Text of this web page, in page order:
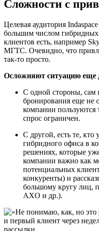
Сложности с
Целевая аудитория
большим числом
клиентов есть, например
МГТС. Очевидно, что
так-то просто.
Осложняют ситуацию еще
C одной стороны, сам
бронирования еще не
компании
спрос ограничен.
С другой, есть те, кто
гибридного офиса в
решениях, которые
компании важно как
потенциальных
конкуренты) и
большому кругу лиц,
AXO и др.).